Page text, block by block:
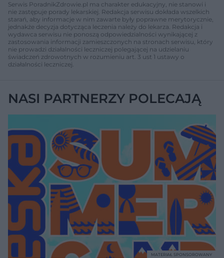
Serwis PoradnikZdrowie.pl ma charakter edukacyjny, nie stanowi i
nie zastępuje porady lekarskiej. Redakcja serwisu dokłada wszelkich
starań, aby informacje w nim zawarte były poprawne merytorycznie,
jednakże decyzja dotycząca leczenia należy do lekarza. Redakcja i
wydawca serwisu nie ponoszą odpowiedzialności wynikającej z
zastosowania informacji zamieszczonych na stronach serwisu, który
nie prowadzi działalności leczniczej polegającej na udzielaniu
świadczeń zdrowotnych w rozumieniu art. 3 ust 1 ustawy o
działalności leczniczej.
NASI PARTNERZY POLECAJĄ
MATERIAŁ SPONSOROWANY